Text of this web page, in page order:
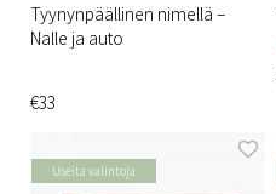
Tyynynpäällinen nimellä –
Nalle ja auto
€33
Useita valintoja